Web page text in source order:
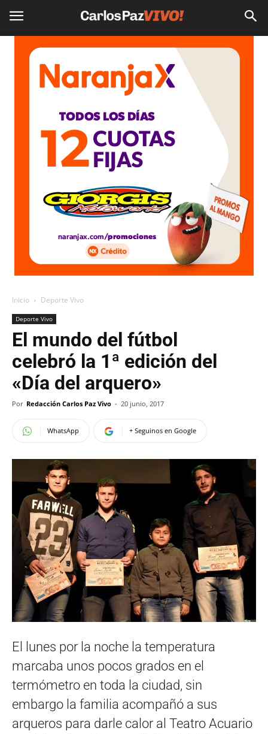
Inicio Deporte Vivo
Deporte Vivo
El mundo del fútbol
celebró la 1ª edición del
«Día del arquero»
Por Redacción Carlos Paz Vivo - 20 junio, 2017
WhatsApp + Seguinos en Google
El lunes por la noche la temperatura
marcaba unos pocos grados en el
termómetro en toda la ciudad, sin
embargo la familia acompañó a sus
arqueros para darle calor al Teatro Acuario